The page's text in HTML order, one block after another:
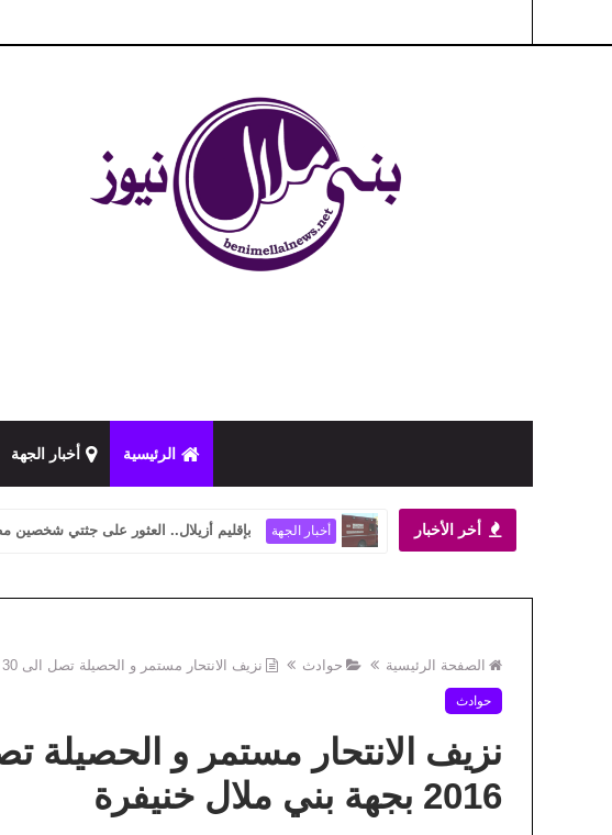
الرئيسية أخبار الجهة
أخر الأخبار أخبار الجهة بإقليم أزيلال.. العثور على جثتي شخصين
الصفحة الرئيسية حوادث نزيف الانتحار مستمر و الحصيلة تصل الى 30 قبل متم 2016 بجهة بني ملال خنيفرة
حوادث
2016 بجهة بني ملال خنيفرة